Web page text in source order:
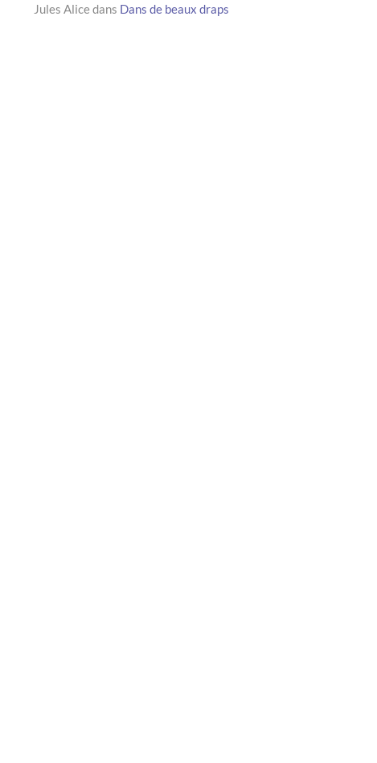
Jules Alicedans Dans de beaux draps